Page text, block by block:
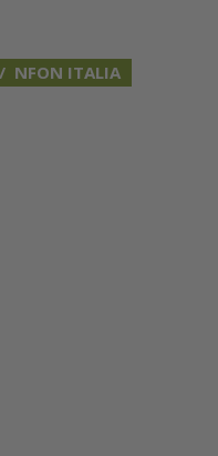
NFON ITALIA